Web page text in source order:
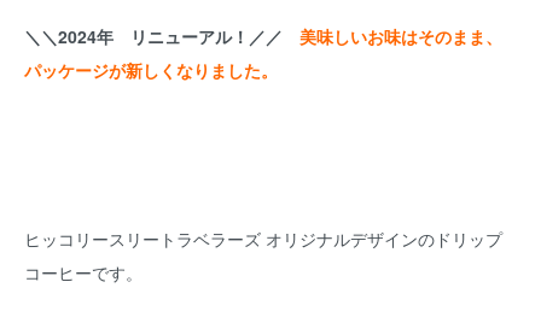
＼＼2024年 リニューアル！／／ 美味しいお味はそのまま、
パッケージが新しくなりました。
ヒッコリースリートラベラーズ オリジナルデザインのドリップ
コーヒーです。